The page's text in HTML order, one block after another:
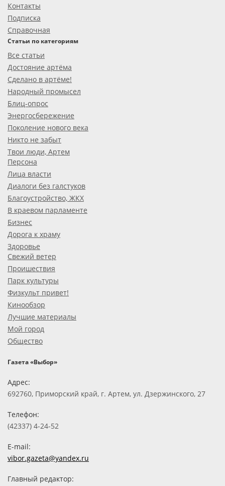
Контакты
Подписка
Справочная
Статьи по категориям
Все статьи
Достояние артёма
Сделано в артёме!
Народный промысел
Блиц-опрос
Энергосбережение
Поколение нового века
Никто не забыт
Твои люди, Артем
Персона
Лица власти
Диалоги без галстуков
Благоустройство, ЖКХ
В краевом парламенте
Бизнес
Дорога к храму
Здоровье
Свежий ветер
Проишествия
Парк культуры
Физкульт привет!
Кинообзор
Лучшие материалы
Мой город
Общество
Газета «Выбор»
Адрес:
692760, Приморский край, г. Артем, ул. Дзержинского, 27
Телефон:
(42337) 4-24-52
E-mail:
vibor.gazeta@yandex.ru
Главный редактор: